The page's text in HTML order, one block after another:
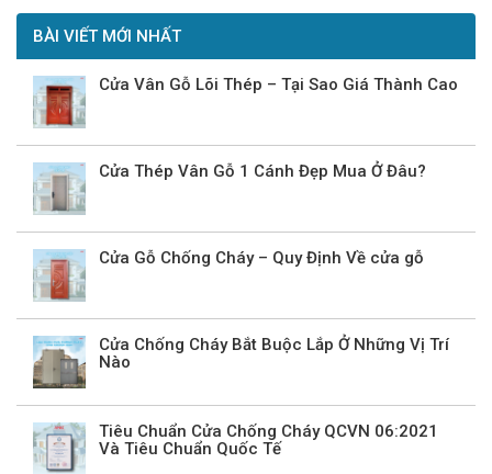
BÀI VIẾT MỚI NHẤT
Cửa Vân Gỗ Lõi Thép – Tại Sao Giá Thành Cao
Cửa Thép Vân Gỗ 1 Cánh Đẹp Mua Ở Đâu?
Cửa Gỗ Chống Cháy – Quy Định Về cửa gỗ
Cửa Chống Cháy Bắt Buộc Lắp Ở Những Vị Trí
Nào
Tiêu Chuẩn Cửa Chống Cháy QCVN 06:2021
Và Tiêu Chuẩn Quốc Tế